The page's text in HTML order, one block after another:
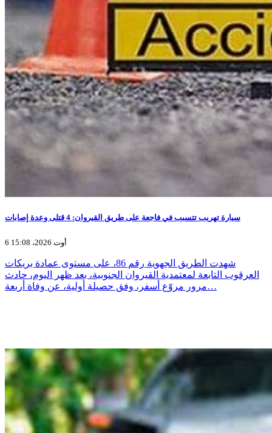
سيارة تهريب تتسبب في فاجعة على طريق القيروان: 4 قتلى وعدة إصابات
6 أوت 2026، 15:08
شهدت الطريق الجهوية رقم 86، على مستوى عمادة بريكات
العرقوب التابعة لمعتمدية القيروان الجنوبية، بعد ظهر اليوم، حادث
مرور مروّع أسفر، وفق حصيلة أولية، عن وفاة أربعة…